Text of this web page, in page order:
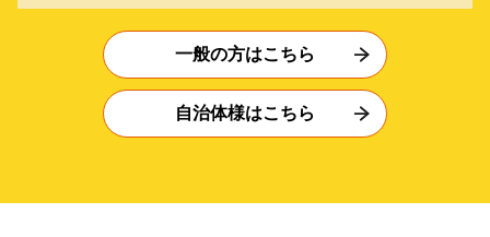
一般の方はこちら
自治体様はこちら